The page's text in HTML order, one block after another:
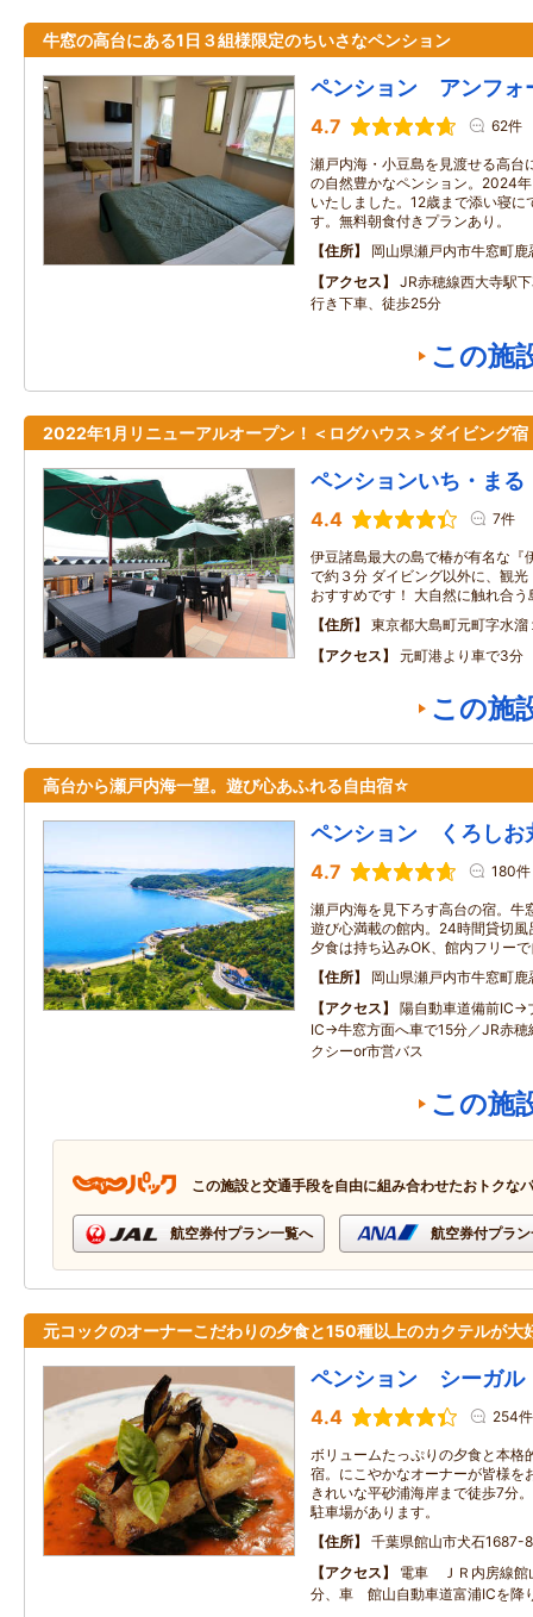
牛窓の高台にある1日３組様限定のちいさなペンション
ペンション アンフォ
4.7 62件
瀬戸内海・小豆島を見渡せる高台
の自然豊かなペンション。2024
いたしました。12歳まで添い寝
す。無料朝食付きプランあり。
住所
岡山県瀬戸内市牛窓町
アクセス
JR赤穂線西大寺駅
行き下車、徒歩25分
この施
2022年1月リニューアルオープン！＜ログハウス＞ダイビング宿
ペンションいち・まる
4.4 7件
伊豆諸島最大の島で椿が有名な『
で約３分 ダイビング以外に、観
おすすめです！ 大自然に触れ合
住所
東京都大島町元町字水溜
アクセス
元町港より車で3分
この施
高台から瀬戸内海一望。遊び心あふれる自由宿☆
ペンション くろしお
4.7 180件
瀬戸内海を見下ろす高台の宿。牛
遊び心満載の館内。24時間貸切
夕食は持ち込みOK、館内フリー
住所
岡山県瀬戸内市牛窓町
アクセス
陽自動車道備前IC→
IC→牛窓方面へ車で15分／JR赤穂
クシーor市営バス
この施
この施設と交通手段を自由に組み合わせたおトクな
航空券付プラン一覧へ 航空券付プラ
元コックのオーナーこだわりの夕食と150種以上のカクテルが大
ペンション シーガル
4.4 254件
ボリュームたっぷりの夕食と本格
宿。にこやかなオーナーが皆様を
きれいな平砂浦海岸まで徒歩7分
駐車場があります。
住所
千葉県館山市犬石1687-8
アクセス
電車 ＪＲ内房線館
分、車 館山自動車道富浦ICを降